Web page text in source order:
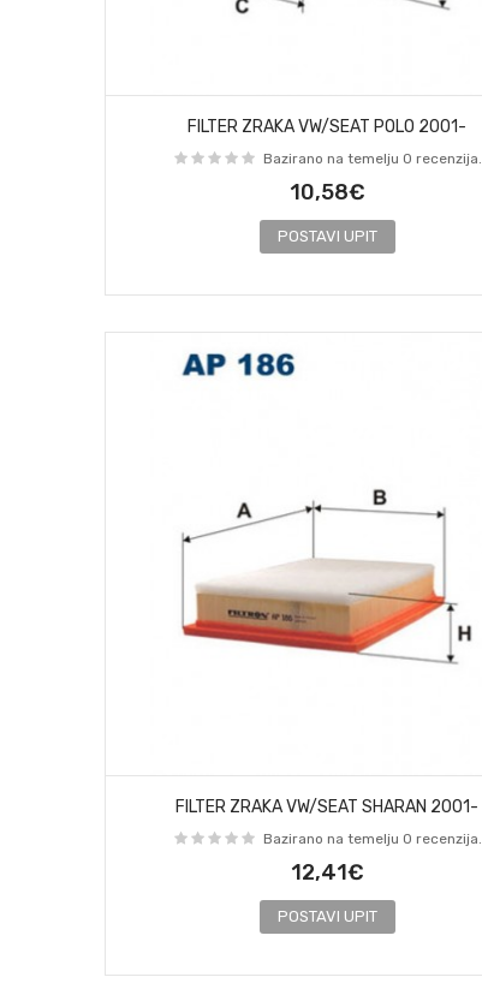
FILTER ZRAKA VW/SEAT POLO 2001-
Bazirano na temelju 0 recenzija.
10,58€
POSTAVI UPIT
FILTER ZRAKA VW/SEAT SHARAN 2001-
Bazirano na temelju 0 recenzija.
12,41€
POSTAVI UPIT